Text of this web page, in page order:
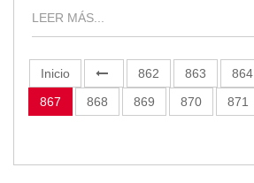
LEER MÁS...
Inicio 862 863 864
867
868 869 870 871